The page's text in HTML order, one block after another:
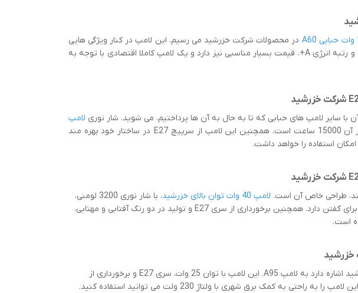
در محصولات شرکت خزرشید می رسیم. این لامپ در کنار ویژگی هایی
مثل سرپیچ E27، شار نوری 850 لومنی، عمر 15000 ساعته و رتبه انرژی A+، قیمت بسیار مناسبی نیز دارد و یک لامپ کاملا اقتصادی با توجه به
سایر لامپ های حبابی که تا به حال به آن ها پرداختیم، می شوید. شار نوری لامپ
، 2700 لومن و طول عمر آن 15000 ساعت است. همچنین این لامپ از سرپیچ E27 در ساختار خود بهره مند
استفاده را خواهد داشت.
طراحی خاص آن است. لامپ 40 وات توان بالای خزرشید
، با شار نوری 3200 لومنی،
طول عمر 15000 ساعتی و رده انرژی A+ حرف های بسیاری برای گفتن دارد. همچنین برخورداری از سری E27 و تولید در دو رنگ آفتابی و مهتابی،
است.
مورد ششم پرفروش ترین ها در بین محصولات شرکت خزرشید اشاره دارد به لامپ A95. این لامپ با توان 25 وات، سری E27 و برخورداری از